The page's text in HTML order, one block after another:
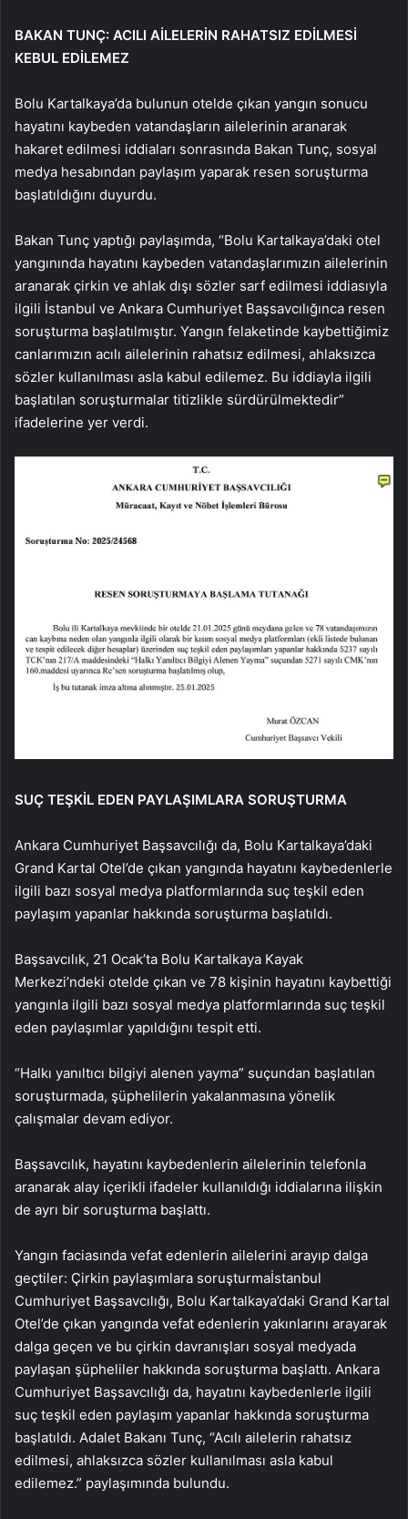
BAKAN TUNÇ: ACILI AİLELERİN RAHATSIZ EDİLMESİ
KEBUL EDİLEMEZ
Bolu Kartalkaya’da bulunun otelde çıkan yangın sonucu
hayatını kaybeden vatandaşların ailelerinin aranarak
hakaret edilmesi iddiaları sonrasında Bakan Tunç, sosyal
medya hesabından paylaşım yaparak resen soruşturma
başlatıldığını duyurdu.
Bakan Tunç yaptığı paylaşımda, “Bolu Kartalkaya’daki otel
yangınında hayatını kaybeden vatandaşlarımızın ailelerinin
aranarak çirkin ve ahlak dışı sözler sarf edilmesi iddiasıyla
ilgili İstanbul ve Ankara Cumhuriyet Başsavcılığınca resen
soruşturma başlatılmıştır. Yangın felaketinde kaybettiğimiz
canlarımızın acılı ailelerinin rahatsız edilmesi, ahlaksızca
sözler kullanılması asla kabul edilemez. Bu iddiayla ilgili
başlatılan soruşturmalar titizlikle sürdürülmektedir”
ifadelerine yer verdi.
SUÇ TEŞKİL EDEN PAYLAŞIMLARA SORUŞTURMA
Ankara Cumhuriyet Başsavcılığı da, Bolu Kartalkaya’daki
Grand Kartal Otel’de çıkan yangında hayatını kaybedenlerle
ilgili bazı sosyal medya platformlarında suç teşkil eden
paylaşım yapanlar hakkında soruşturma başlatıldı.
Başsavcılık, 21 Ocak’ta Bolu Kartalkaya Kayak
Merkezi’ndeki otelde çıkan ve 78 kişinin hayatını kaybettiği
yangınla ilgili bazı sosyal medya platformlarında suç teşkil
eden paylaşımlar yapıldığını tespit etti.
“Halkı yanıltıcı bilgiyi alenen yayma” suçundan başlatılan
soruşturmada, şüphelilerin yakalanmasına yönelik
çalışmalar devam ediyor.
Başsavcılık, hayatını kaybedenlerin ailelerinin telefonla
aranarak alay içerikli ifadeler kullanıldığı iddialarına ilişkin
de ayrı bir soruşturma başlattı.
Yangın faciasında vefat edenlerin ailelerini arayıp dalga
geçtiler: Çirkin paylaşımlara soruşturmaİstanbul
Cumhuriyet Başsavcılığı, Bolu Kartalkaya’daki Grand Kartal
Otel’de çıkan yangında vefat edenlerin yakınlarını arayarak
dalga geçen ve bu çirkin davranışları sosyal medyada
paylaşan şüpheliler hakkında soruşturma başlattı. Ankara
Cumhuriyet Başsavcılığı da, hayatını kaybedenlerle ilgili
suç teşkil eden paylaşım yapanlar hakkında soruşturma
başlatıldı. Adalet Bakanı Tunç, “Acılı ailelerin rahatsız
edilmesi, ahlaksızca sözler kullanılması asla kabul
edilemez.” paylaşımında bulundu.